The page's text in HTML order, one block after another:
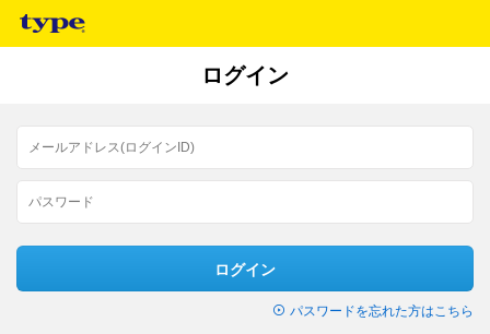
ログイン
ログイン
パスワードを忘れた方はこちら